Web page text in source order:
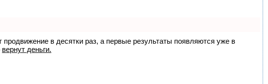
продвижение в десятки раз, а первые результаты появляются уже в
вернут деньги.